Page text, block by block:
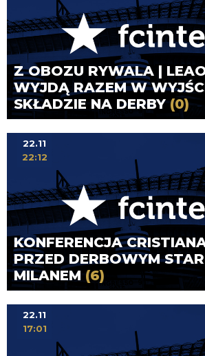
Z OBOZU RYWALA |
WYJDĄ RAZEM W
SKŁADZIE NA DERBY (0)
KONFERENCJA
PRZED DERBOWYM
MILANEM (6)
22.11
22:12
22.11
17:01